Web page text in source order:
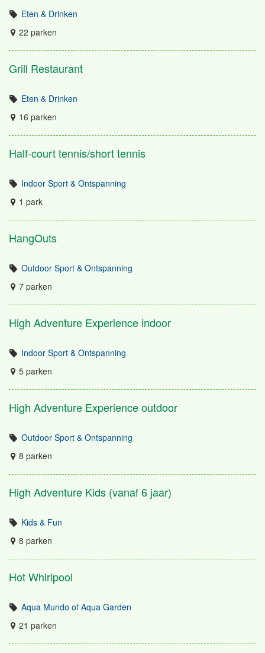
Eten & Drinken
22 parken
Grill Restaurant
Eten & Drinken
16 parken
Half-court tennis/short tennis
Indoor Sport & Ontspanning
1 park
HangOuts
Outdoor Sport & Ontspanning
7 parken
High Adventure Experience indoor
Indoor Sport & Ontspanning
5 parken
High Adventure Experience outdoor
Outdoor Sport & Ontspanning
8 parken
High Adventure Kids (vanaf 6 jaar)
Kids & Fun
8 parken
Hot Whirlpool
Aqua Mundo of Aqua Garden
21 parken